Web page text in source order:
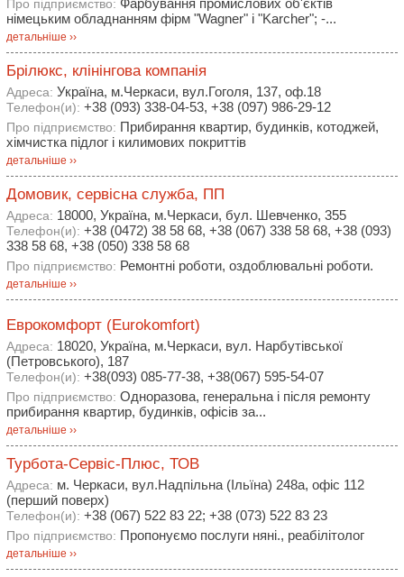
Про підприємство: Фарбування промислових об'єктів
німецьким обладнанням фірм "Wagner" і "Karcher"; -...
детальніше ››
Брілюкс, клінінгова компанія
Адреса: Україна, м.Черкаси, вул.Гоголя, 137, оф.18
Телефон(и): +38 (093) 338-04-53, +38 (097) 986-29-12
Про підприємство: Прибирання квартир, будинків, котоджей,
хімчистка підлог і килимових покриттів
детальніше ››
Домовик, сервісна служба, ПП
Адреса: 18000, Україна, м.Черкаси, бул. Шевченко, 355
Телефон(и): +38 (0472) 38 58 68, +38 (067) 338 58 68, +38 (093)
338 58 68, +38 (050) 338 58 68
Про підприємство: Ремонтні роботи, оздоблювальні роботи.
детальніше ››
Еврокомфорт (Eurokomfort)
Адреса: 18020, Україна, м.Черкаси, вул. Нарбутівської
(Петровського), 187
Телефон(и): +38(093) 085-77-38, +38(067) 595-54-07
Про підприємство: Одноразова, генеральна і після ремонту
прибирання квартир, будинків, офісів за...
детальніше ››
Турбота-Сервіс-Плюс, ТОВ
Адреса: м. Черкаси, вул.Надпільна (Ільїна) 248а, офіс 112
(перший поверх)
Телефон(и): +38 (067) 522 83 22; +38 (073) 522 83 23
Про підприємство: Пропонуємо послуги няні., реабілітолог
детальніше ››